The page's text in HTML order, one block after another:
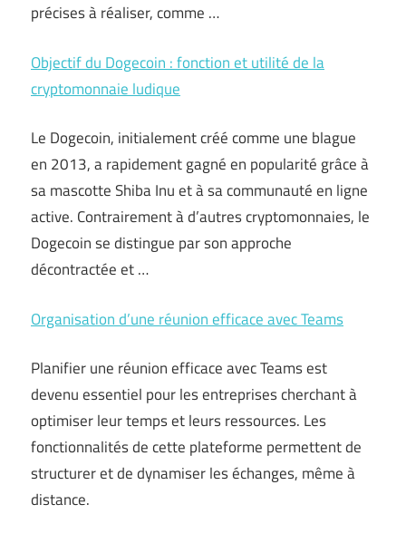
précises à réaliser, comme …
Objectif du Dogecoin : fonction et utilité de la
cryptomonnaie ludique
Le Dogecoin, initialement créé comme une blague
en 2013, a rapidement gagné en popularité grâce à
sa mascotte Shiba Inu et à sa communauté en ligne
active. Contrairement à d’autres cryptomonnaies, le
Dogecoin se distingue par son approche
décontractée et …
Organisation d’une réunion efficace avec Teams
Planifier une réunion efficace avec Teams est
devenu essentiel pour les entreprises cherchant à
optimiser leur temps et leurs ressources. Les
fonctionnalités de cette plateforme permettent de
structurer et de dynamiser les échanges, même à
distance.